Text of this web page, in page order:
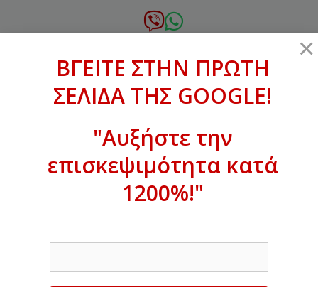
σε
xanthogenous@gmail.com
ΒΓΕΙΤΕ ΣΤΗΝ ΠΡΩΤΗ ΣΕΛΙΔΑ ΤΗΣ
GOOGLE!
×
ΒΓΕΙΤΕ ΣΤΗΝ ΠΡΩΤΗ
ΣΕΛΙΔΑ ΤΗΣ GOOGLE!
"Αυξήστε την
επισκεψιμότητα κατά
1200%!"